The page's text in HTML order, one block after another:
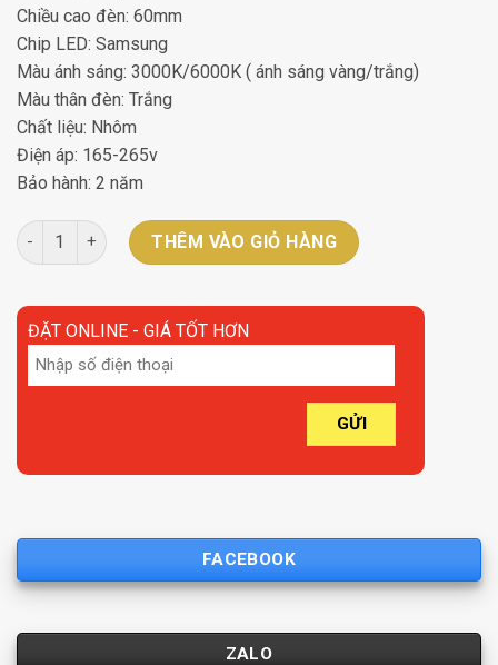
Chiều cao đèn: 60mm
Chip LED: Samsung
Màu ánh sáng: 3000K/6000K ( ánh sáng vàng/trắng)
Màu thân đèn: Trắng
Chất liệu: Nhôm
Điện áp: 165-265v
Bảo hành: 2 năm
Đèn lon nổi Blight BLB-08-5-WH 5W vỏ trắng số lượng
THÊM VÀO GIỎ HÀNG
ĐẶT ONLINE - GIÁ TỐT HƠN
FACEBOOK
ZALO